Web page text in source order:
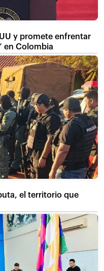
y promete enfrentar
en Colombia
el territorio que